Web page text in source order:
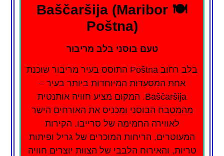
🍽️ Baščaršija (Maribor
Poštna)
טעם בוסני בלב מריבור
בלב רחוב Poštna התוסס בעיר מריבור שוכנת
אחת המסעדות המיוחדות ביותר בעיר –
Baščaršija. המקום מציע חוויה אותנטית
מהמטבח הבוסני ומכניס את האורחים הישר
לאווירה החמימה של סרייבו. הקירות
המעוטרים, הריחות המוכרים של גריל ופיתות
טריות, והאירוח הלבבי של הצוות יוצרים חוויה